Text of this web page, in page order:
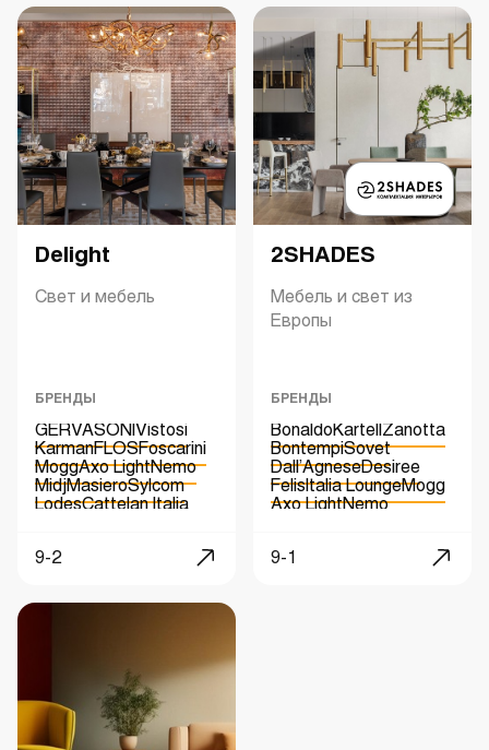
Delight
Свет и мебель
БРЕНДЫ
GERVASONI Vistosi
KarmanFLOSFoscarini
MoggAxo LightNemo
MidjMasieroSylcom
LodesCattelan Italia
Hind Rabii
9-2
2SHADES
Мебель и свет из
Европы
БРЕНДЫ
Bonaldo Kartell Zanotta
BontempiSovet
Dall’AgneseDesiree
FelisItalia LoungeMogg
Axo LightNemo
9-1